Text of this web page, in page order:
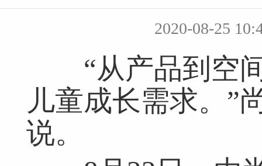
2020-08-25
“从产品到空间
儿童成长需求。”
说。